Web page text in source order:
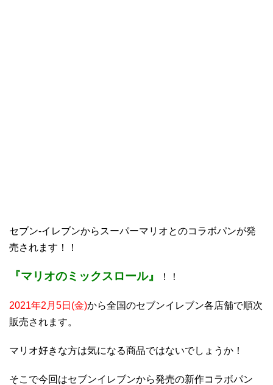
セブン-イレブンからスーパーマリオとのコラボパンが発
売されます！！
『マリオのミックスロール』 ！！
2021年2月5日(金)から全国のセブンイレブン各店舗で順次
販売されます。
マリオ好きな方は気になる商品ではないでしょうか！
そこで今回はセブンイレブンから発売の新作コラボパン